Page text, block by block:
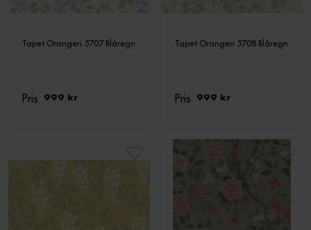
Tapet Orangeri 5707 Blåregn
Pris 999 kr
Tapet Orangeri 5708 Blåregn
Pris 999 kr